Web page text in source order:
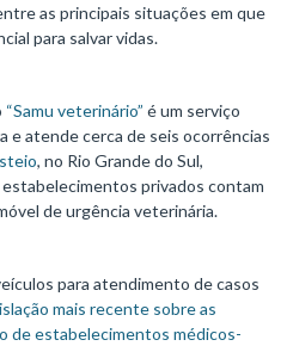
as principais situações em que
para salvar vidas.
“Samu veterinário” é um serviço
atende cerca de seis ocorrências
, no Rio Grande do Sul,
estabelecimentos privados contam
de urgência veterinária.
para atendimento de casos
mais recente sobre as
de estabelecimentos médicos-